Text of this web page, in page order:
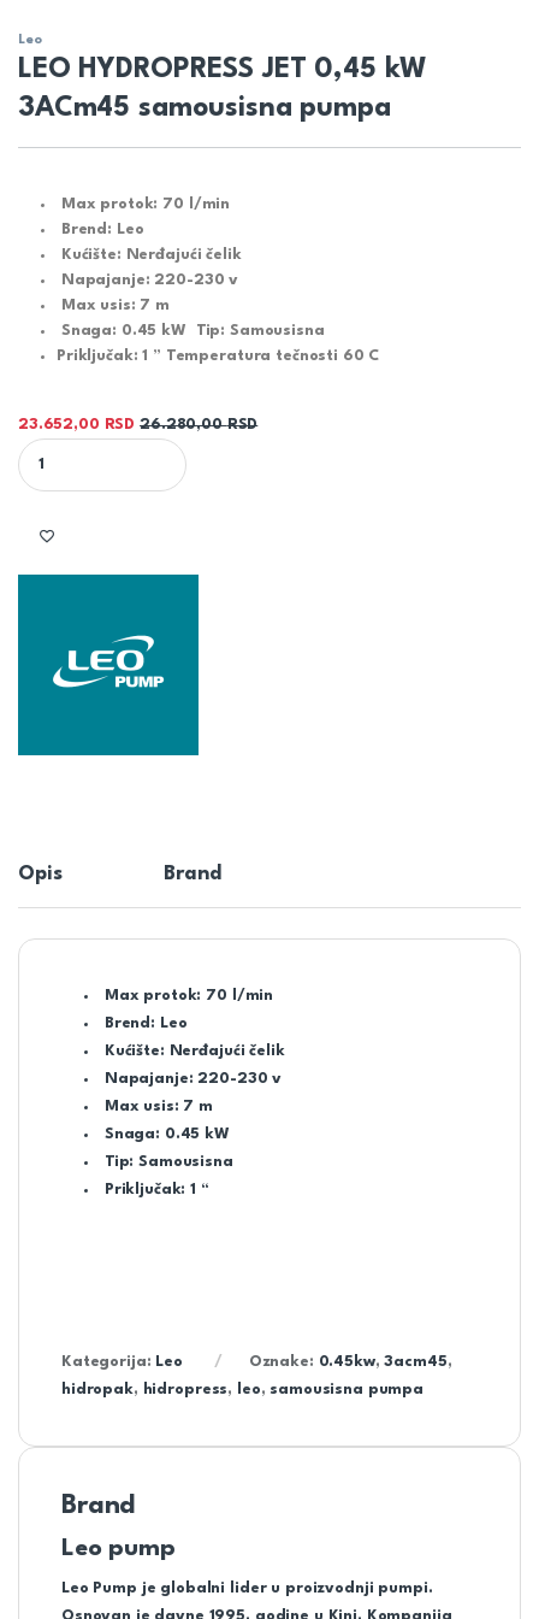
Leo
LEO HYDROPRESS JET 0,45 kW
3ACm45 samousisna pumpa
Max protok: 70 l/min
Brend:
Leo
Kućište:
Nerđajući čelik
Napajanje: 220-230 v
Max usis: 7 m
Snaga: 0.45
kW
Tip: Samousisna
Priključak:1 ” Temperatura tečnosti 60 C
23.652,00 RSD 26.280,00RSD
LEO HYDROPRESS JET 0,45 kW 3ACm45 samousisna pumpa
Opis Brand
Max protok: 70 l/min
Brend:
Leo
Kućište:
Nerđajući čelik
Napajanje:220-230 v
Max usis: 7 m
Snaga: 0.45 kW
Tip: Samousisna
Priključak:1 “
Kategorija: Leo Oznake: 0.45kw,3acm45,
hidropak, hidropress, leo, samousisna pumpa
Brand
Leo pump
Leo Pump je globalni lider u proizvodnji pumpi.
Osnovan je davne 1995. godine u Kini. Kompanija